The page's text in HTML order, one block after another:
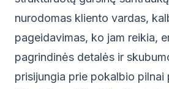
nurodomas kliento vardas,
pageidavimas, ko jam reikia,
pagrindinės detalės ir
prisijungia prie pokalbio pilnai